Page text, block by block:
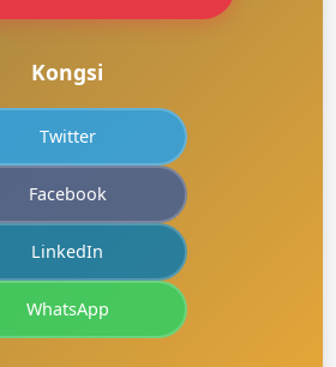
Kongsi
Twitter
Facebook
LinkedIn
WhatsApp